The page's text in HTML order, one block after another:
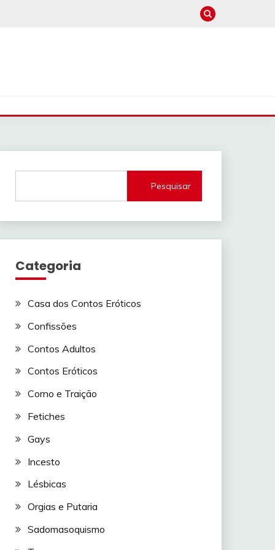
Pesquisar
Categoria
Casa dos Contos Eróticos
Confissões
Contos Adultos
Contos Eróticos
Corno e Traição
Fetiches
Gays
Incesto
Lésbicas
Orgias e Putaria
Sadomasoquismo